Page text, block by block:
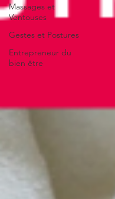
Massages et
Ventouses
Gestes et Postures
Entrepreneur du
bien être